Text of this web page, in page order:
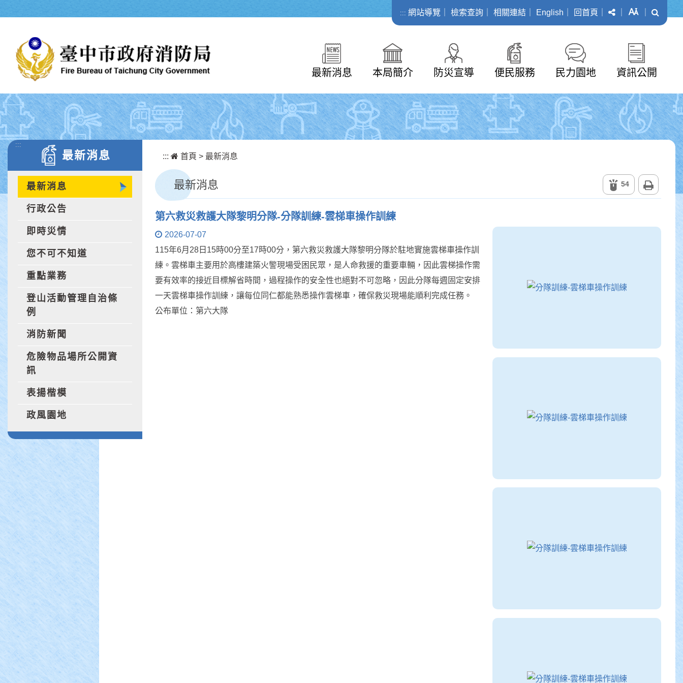
::: 網站導覽 檢索查詢 相關連結 English 回首頁 分享 字級
最新消息 本局簡介 防災宣導 便民服務 民力園地 資訊公開
:::
最新消息
最新消息
行政公告
即時災情
您不可不知道
重點業務
登山活動管理自治條
例
消防新聞
危險物品場所公開資
訊
表揚楷模
政風園地
::: 首頁 > 最新消息
最新消息 54
第六救災救護大隊黎明分隊-分隊訓練-雲梯車操作訓練
2026-07-07
115年6月28日15時00分至17時00分，第六救災救護大隊黎明分隊於駐地實施雲梯車操作訓
練。雲梯車主要用於高樓建築火警現場受困民眾，是人命救援的重要車輛，因此雲梯操作需
要有效率的接近目標解省時間，過程操作的安全性也絕對不可忽略，因此分隊每週固定安排
一天雲梯車操作訓練，讓每位同仁都能熟悉操作雲梯車，確保救災現場能順利完成任務。
公布單位：第六大隊